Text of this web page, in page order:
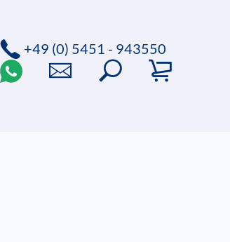
+49 (0) 5451 - 943550